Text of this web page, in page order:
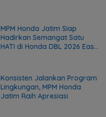
MPM Honda Jatim Siap
Hadirkan Semangat Satu
HATI di Honda DBL 2026 East
Konsisten Jalankan Program
Lingkungan, MPM Honda
Jatim Raih Apresiasi